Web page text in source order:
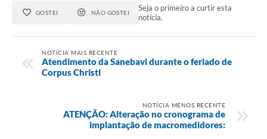
GOSTEI NÃO GOSTEI
Seja o primeiro a curtir esta
notícia.
NOTÍCIA MAIS RECENTE
Atendimento da Sanebavi durante o feriado de
Corpus Christi
NOTÍCIA MENOS RECENTE
ATENÇÃO: Alteração no cronograma de
implantação de macromedidores: